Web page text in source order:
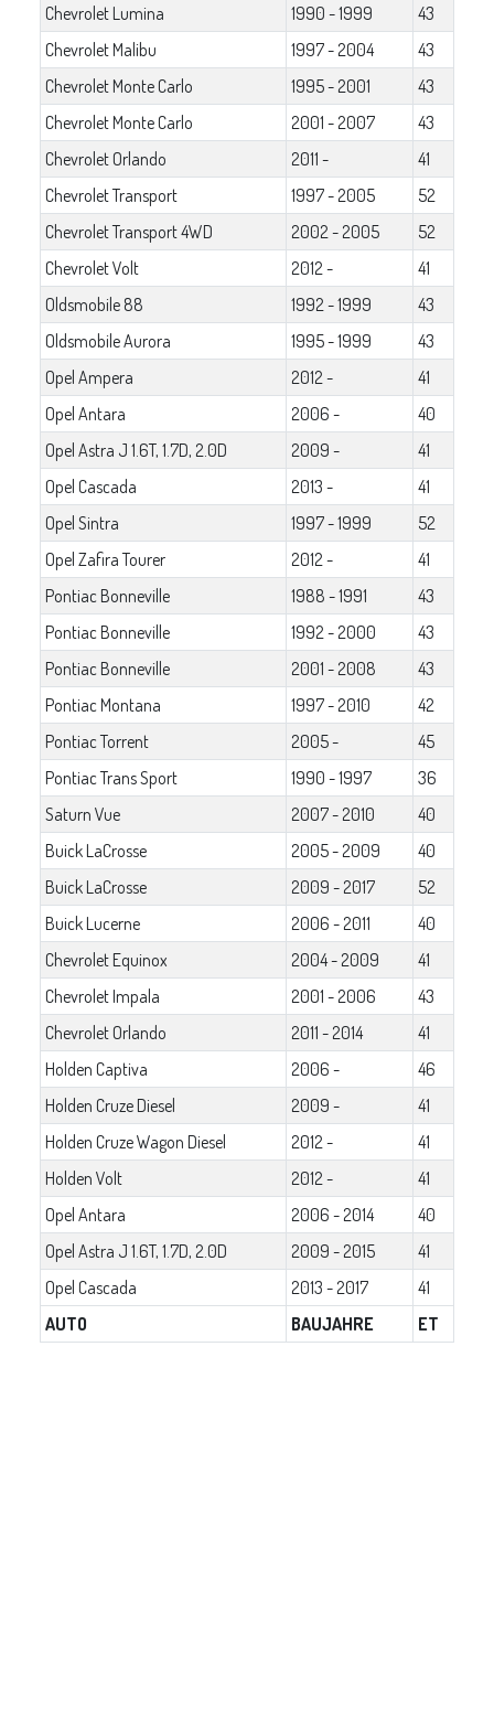
Chevrolet Lumina
1990 - 1999
43
Chevrolet Malibu
1997 - 2004
43
Chevrolet Monte Carlo
1995 - 2001
43
Chevrolet Monte Carlo
2001 - 2007
43
Chevrolet Orlando
2011 -
41
Chevrolet Transport
1997 - 2005
52
Chevrolet Transport 4WD
2002 - 2005
52
Chevrolet Volt
2012 -
41
Oldsmobile 88
1992 - 1999
43
Oldsmobile Aurora
1995 - 1999
43
Opel Ampera
2012 -
41
Opel Antara
2006 -
40
Opel Astra J 1.6T, 1.7D, 2.0D
2009 -
41
Opel Cascada
2013 -
41
Opel Sintra
1997 - 1999
52
Opel Zafira Tourer
2012 -
41
Pontiac Bonneville
1988 - 1991
43
Pontiac Bonneville
1992 - 2000
43
Pontiac Bonneville
2001 - 2008
43
Pontiac Montana
1997 - 2010
42
Pontiac Torrent
2005 -
45
Pontiac Trans Sport
1990 - 1997
36
Saturn Vue
2007 - 2010
40
Buick LaCrosse
2005 - 2009
40
Buick LaCrosse
2009 - 2017
52
Buick Lucerne
2006 - 2011
40
Chevrolet Equinox
2004 - 2009
41
Chevrolet Impala
2001 - 2006
43
Chevrolet Orlando
2011 - 2014
41
Holden Captiva
2006 -
46
Holden Cruze Diesel
2009 -
41
Holden Cruze Wagon Diesel
2012 -
41
Holden Volt
2012 -
41
Opel Antara
2006 - 2014
40
Opel Astra J 1.6T, 1.7D, 2.0D
2009 - 2015
41
Opel Cascada
2013 - 2017
41
AUTO
BAUJAHRE ET